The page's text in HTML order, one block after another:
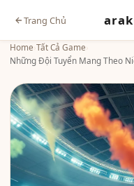
Trang Chủ
Home›Tất Cả Game›
Những Đội Tuyển Mang Theo